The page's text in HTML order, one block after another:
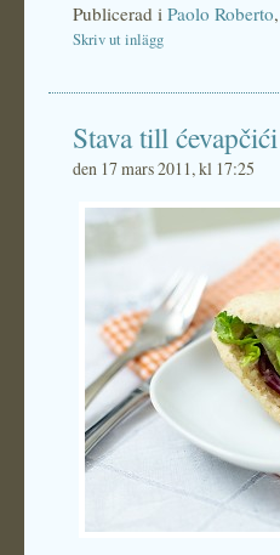
Publicerad i Paolo Roberto,
Skriv ut inlägg
Stava till
den 17 mars 2011, kl 17:25